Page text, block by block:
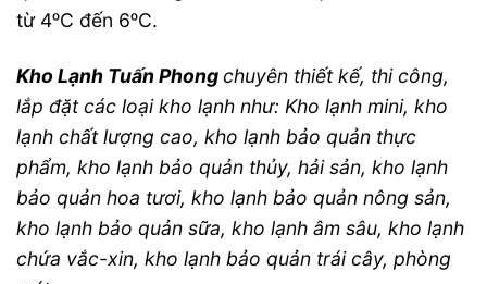
từ 4ᵒC đến 6ᵒC.
Kho Lạnh Tuấn Phongchuyên thiết kế, thi công,
lắp đặt các loại kho lạnh như: Kho lạnh mini, kho
lạnh chất lượng cao, kho lạnh bảo quản thực
phẩm, kho lạnh bảo quản thủy, hải sản, kho lạnh
bảo quản hoa tươi, kho lạnh bảo quản nông sản,
kho lạnh bảo quản sữa, kho lạnh âm sâu, kho lạnh
chứa vắc-xin, kho lạnh bảo quản trái cây, phòng